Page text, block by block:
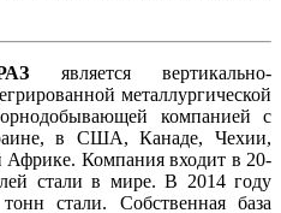
является вертикально-
металлургической
компанией с
в США, Канаде, Чехии,
Компания входит в 20-
стали в мире. В 2014 году
стали. Собственная база